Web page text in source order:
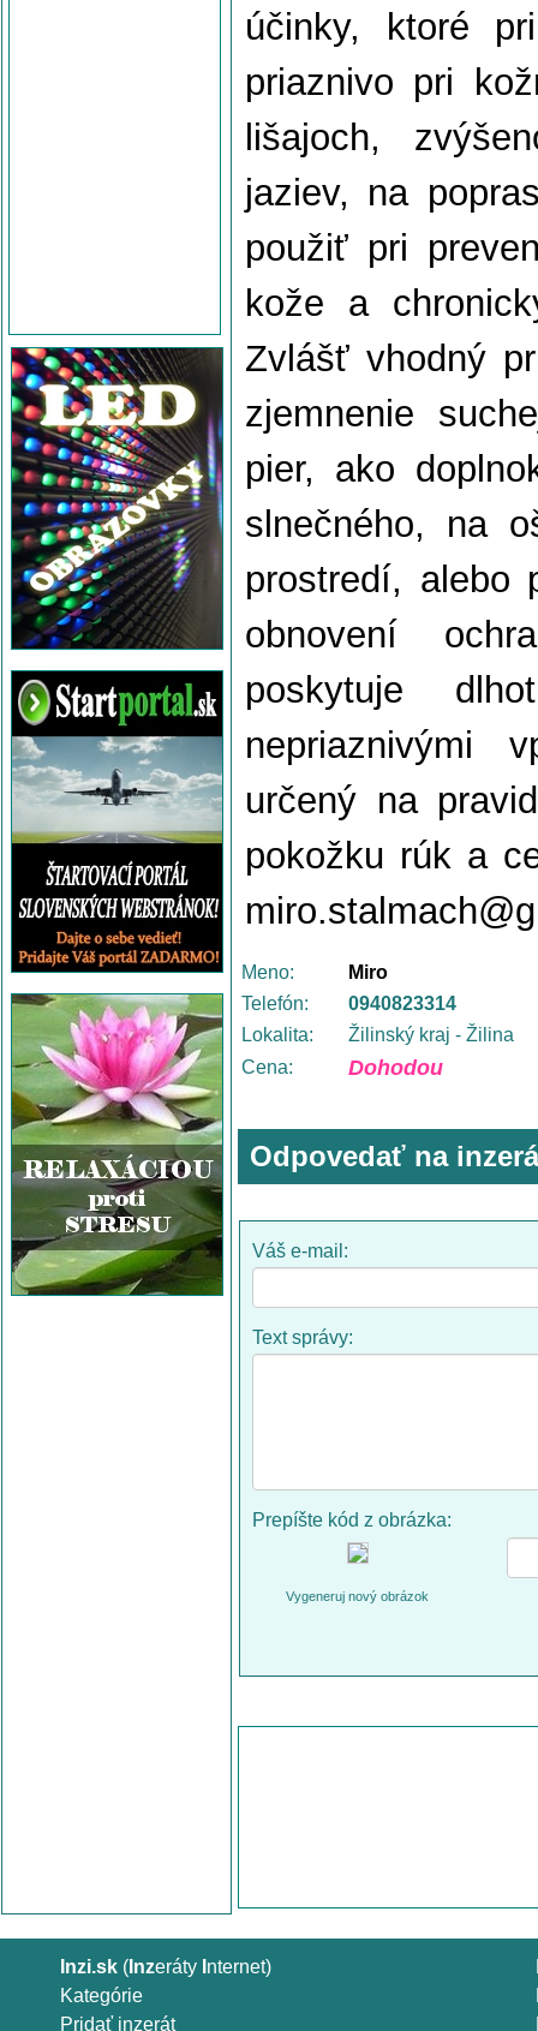
účinky, ktoré
priaznivo pri
lišajoch,
jaziev, na
použiť pri
kože a
Zvlášť vhodný
zjemnenie
pier, ako
slnečného, na
prostredí, alebo
obnovení
poskytuje
nepriaznivými
určený na
pokožku rúk a
Meno:
Miro
Telefón:
0940823314
Lokalita:
Žilinský kraj - Žilina
Cena:
Dohodou
Odpovedať na
Váš e-mail:
Text správy:
Prepíšte kód z obrázka:
Vygeneruj nový obrázok
Inzi.sk ( Inzeráty nternet)
Kategórie
Pridať inzerát